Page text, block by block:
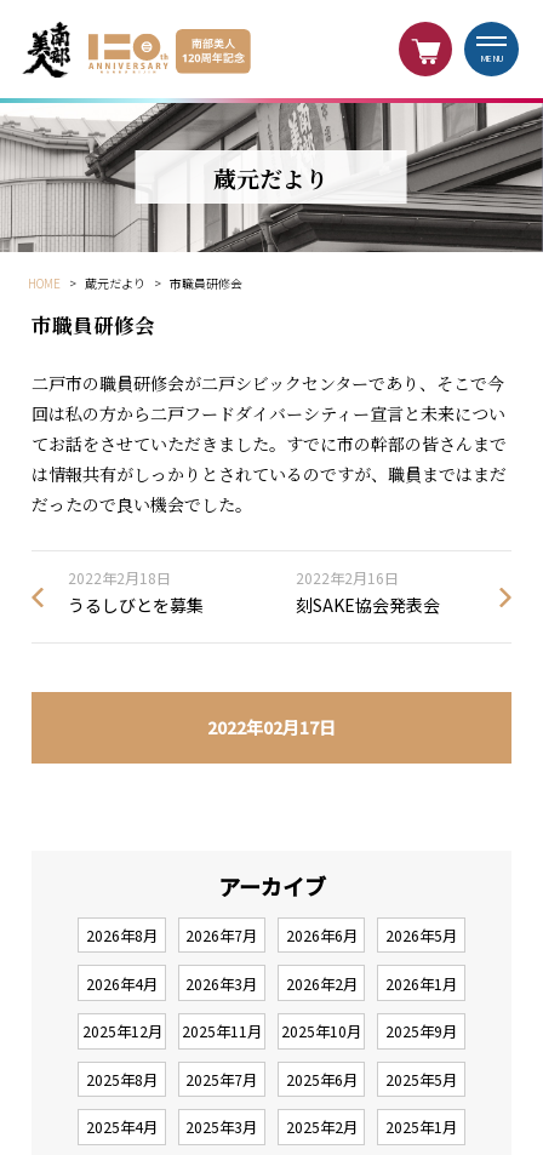
MENU
蔵元だより
HOME > 蔵元だより > 市職員研修会
2022年02月17日
市職員研修会
二戸市の職員研修会が二戸シビックセンターであり、そこで今
回は私の方から二戸フードダイバーシティー宣言と未来につい
てお話をさせていただきました。すでに市の幹部の皆さんまで
は情報共有がしっかりとされているのですが、職員まではまだ
だったので良い機会でした。
2022年2月18日
うるしびとを募集
2022年2月16日
刻SAKE協会発表会
アーカイブ
2026年8月 2026年7月 2026年6月 2026年5月
2026年4月 2026年3月 2026年2月 2026年1月
2025年12月 2025年11月 2025年10月 2025年9月
2025年8月 2025年7月 2025年6月 2025年5月
2025年4月 2025年3月 2025年2月 2025年1月